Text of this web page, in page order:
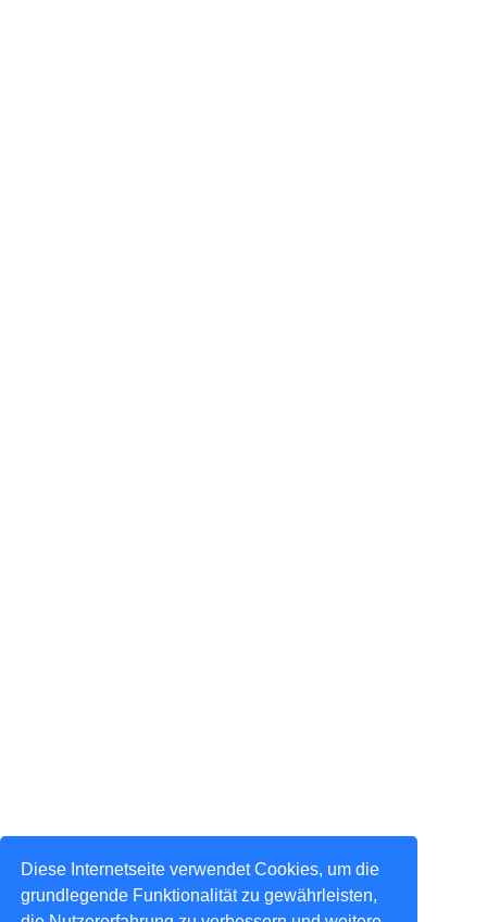
Diese Internetseite verwendet Cookies, um die
grundlegende Funktionalität zu gewährleisten,